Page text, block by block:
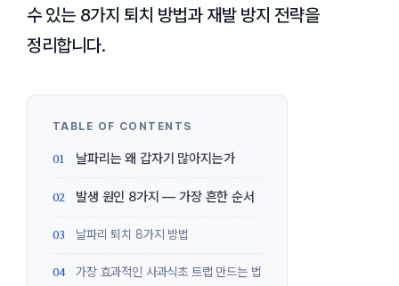
수 있는 8가지 퇴치 방법과 재발 방지 전략을
정리합니다.
날파리는 왜 갑자기 많아지는가
발생 원인 8가지 — 가장 흔한 순서
날파리 퇴치 8가지 방법
가장 효과적인 사과식초 트랩 만드는 법